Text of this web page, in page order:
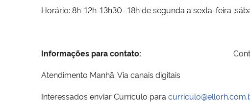
Horário: 8h-12h-13h30 -18h de segunda a sexta-feira
Informações para contato:
Atendimento Manhã: Via canais digitais
Interessados enviar Currículo para